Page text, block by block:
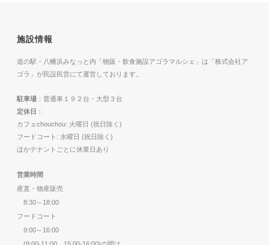
施設情報
道の駅・八幡浜みなっと内「物販・飲食施設アゴラマルシェ」は「株式会社ア
ゴラ」が民設民営にて運営しております。
駐車場 ：普通車１９２台・大型３台
定休日 ：
カフェchouchou: 火曜日 (祝日除く)
フードコート: 水曜日 (祝日除く)
ほかテナントごとに休業日あり
営業時間
産直・物産販売
8:30～18:00
フードコート
9:00～16:00